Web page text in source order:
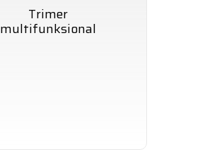
Trimer
multifunksional